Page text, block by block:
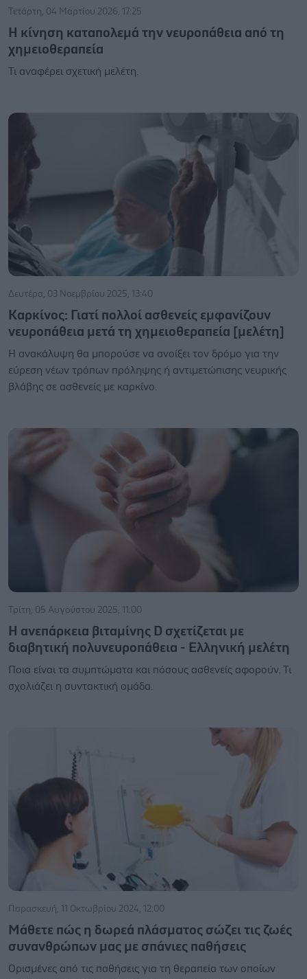
Τετάρτη, 04 Μαρτίου 2026, 17:25
Η κίνηση καταπολεμά την νευροπάθεια από τη
χημειοθεραπεία
Τι αναφέρει σχετική μελέτη.
Δευτέρα, 03 Νοεμβρίου 2025, 13:40
Καρκίνος: Γιατί πολλοί ασθενείς εμφανίζουν
νευροπάθεια μετά τη χημειοθεραπεία [μελέτη]
Η ανακάλυψη θα μπορούσε να ανοίξει τον δρόμο για την
εύρεση νέων τρόπων πρόληψης ή αντιμετώπισης νευρικής
βλάβης σε ασθενείς με καρκίνο.
Τρίτη, 05 Αυγούστου 2025, 11:00
Η ανεπάρκεια βιταμίνης D σχετίζεται με
διαβητική πολυνευροπάθεια - Ελληνική μελέτη
Ποια είναι τα συμπτώματα και πόσους ασθενείς αφορούν. Τι
σχολιάζει η συντακτική ομάδα.
Παρασκευή, 11 Οκτωβρίου 2024, 12:00
Μάθετε πώς η δωρεά πλάσματος σώζει τις ζωές
συνανθρώπων μας με σπάνιες παθήσεις
Ορισμένες από τις παθήσεις για τη θεραπεία των οποίων